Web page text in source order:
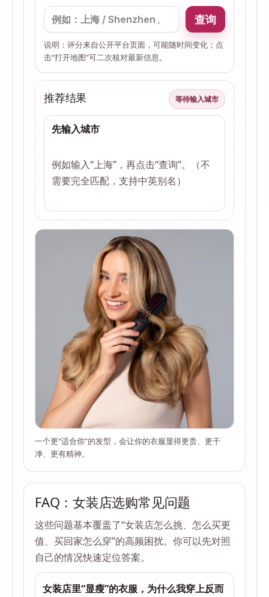
查询
说明：评分来自公开平台页面，可能随时间变化；点
击“打开地图”可二次核对最新信息。
推荐结果 等待输入城市
先输入城市
例如输入“上海”，再点击“查询”。（不
需要完全匹配，支持中英别名）
一个更“适合你”的发型，会让你的衣服显得更贵、更干
净、更有精神。
FAQ：女装店选购常见问题
这些问题基本覆盖了“女装店怎么挑、怎么买更
值、买回家怎么穿”的高频困扰。你可以先对照
自己的情况快速定位答案。
女装店里“显瘦”的衣服，为什么我穿上反而